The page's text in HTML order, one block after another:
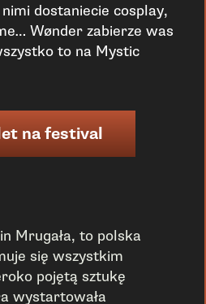
dostaniecie cosplay,
Wønder zabierze was
to na Mystic
na festival
Mrugała, to polska
się wszystkim
pojętą sztukę
wystartowała